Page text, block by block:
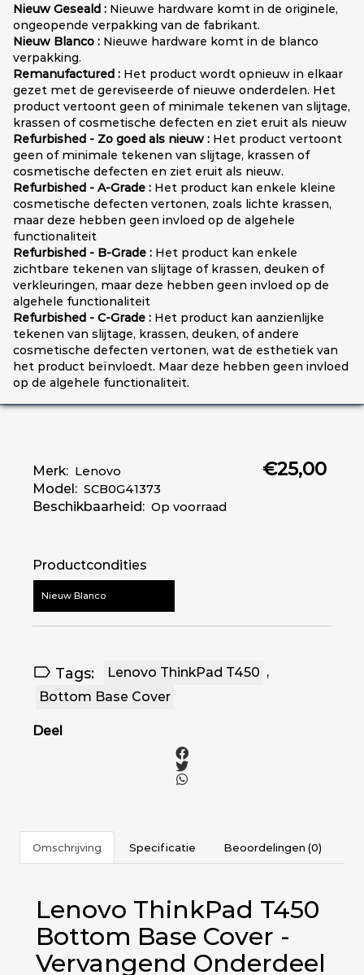
Nieuw Geseald : Nieuwe hardware komt in de originele,
ongeopende verpakking van de fabrikant.
Nieuw Blanco : Nieuwe hardware komt in de blanco
verpakking.
Remanufactured : Het product wordt opnieuw in elkaar
gezet met de gereviseerde of nieuwe onderdelen. Het
product vertoont geen of minimale tekenen van slijtage,
krassen of cosmetische defecten en ziet eruit als nieuw
Refurbished - Zo goed als nieuw : Het product vertoont
geen of minimale tekenen van slijtage, krassen of
cosmetische defecten en ziet eruit als nieuw.
Refurbished - A-Grade : Het product kan enkele kleine
cosmetische defecten vertonen, zoals lichte krassen,
maar deze hebben geen invloed op de algehele
functionaliteit
Refurbished - B-Grade : Het product kan enkele
zichtbare tekenen van slijtage of krassen, deuken of
verkleuringen, maar deze hebben geen invloed op de
algehele functionaliteit
Refurbished - C-Grade : Het product kan aanzienlijke
tekenen van slijtage, krassen, deuken, of andere
cosmetische defecten vertonen, wat de esthetiek van
het product beïnvloedt. Maar deze hebben geen invloed
op de algehele functionaliteit.
Merk: Lenovo
Model: SCB0G41373
Beschikbaarheid: Op voorraad
€25,00
Productcondities
Nieuw Blanco
Tags: Lenovo ThinkPad T450 ,
Bottom Base Cover
Deel
Omschrijving Specificatie Beoordelingen (0)
Lenovo ThinkPad T450
Bottom Base Cover -
Vervangend Onderdeel